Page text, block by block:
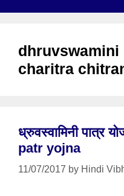
dhruvswamini
charitra
ध्रुवस्वामिनी पात्र
patr yojna
11/07/2017 by Hindi